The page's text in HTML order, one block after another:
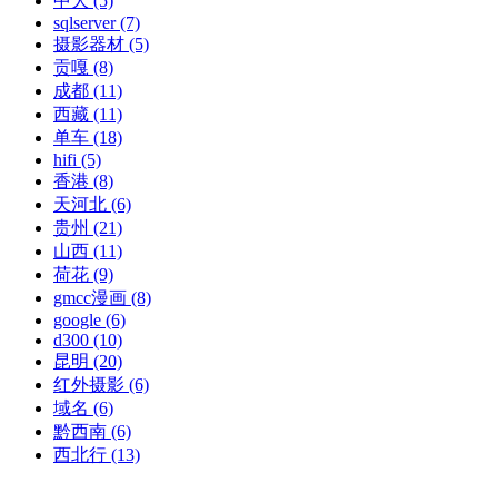
sqlserver(7)
摄影器材 (5)
贡嘎 (8)
成都 (11)
西藏 (11)
单车 (18)
hifi (5)
香港 (8)
天河北 (6)
贵州 (21)
山西 (11)
荷花 (9)
gmcc漫画 (8)
google (6)
d300 (10)
昆明 (20)
红外摄影 (6)
域名 (6)
黔西南 (6)
西北行 (13)